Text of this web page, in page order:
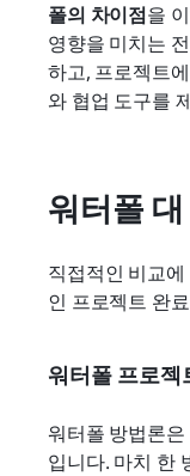
폴의 차이점을
영향을 미치는
하고, 프로젝트
와 협업 도구를
워터폴
직접적인 비교
인 프로젝트 완
워터폴 프로젝
워터폴 방법론은
입니다. 마치 한